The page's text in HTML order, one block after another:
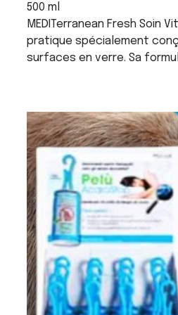
500 ml
MEDITerranean Fresh Soin
pratique spécialement
surfaces en verre. Sa formule spéciale enrichie
MEDITerranean Fresh Soin
brillance sans laisser de
nettoie et assainit à fond
protecteur contre la
Sèche rapidement et ne
rinçage. Produit
( selon la norme CE 648/
parfaite de la maison vous
le nettoyant salle de bain
douche et bain MODE
directement sur la surface
distance d’environ 20-30